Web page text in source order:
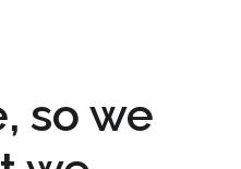
so we